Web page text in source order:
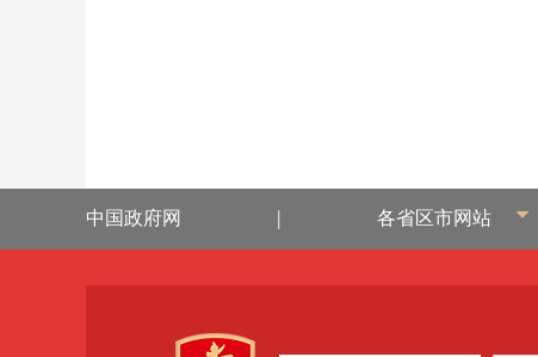
中国政府网 | 各省区市网站